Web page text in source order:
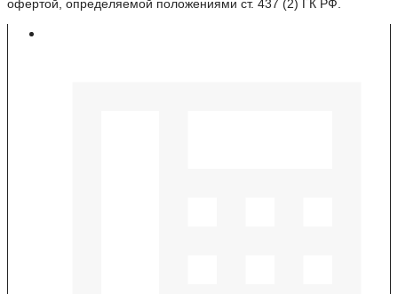
офертой, определяемой положениями ст. 437 (2) ГК РФ.